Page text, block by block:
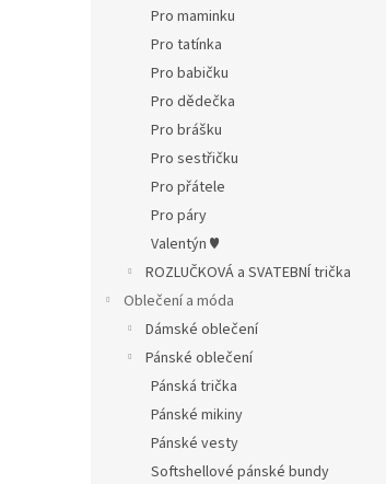
Pro maminku
Pro tatínka
Pro babičku
Pro dědečka
Pro brášku
Pro sestřičku
Pro přátele
Pro páry
Valentýn ♥
ROZLUČKOVÁ a SVATEBNÍ trička
Oblečení a móda
Dámské oblečení
Pánské oblečení
Pánská trička
Pánské mikiny
Pánské vesty
Softshellové pánské bundy